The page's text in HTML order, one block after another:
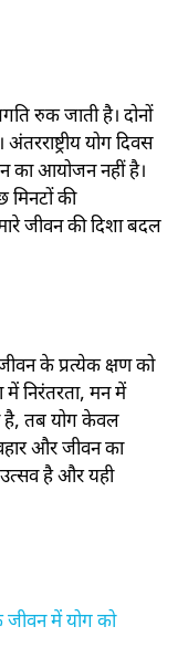
रुक जाती है। दोनों
योग दिवस
का आयोजन नहीं है।
मिनटों की
जीवन की दिशा बदल
के प्रत्येक क्षण को
निरंतरता, मन में
है, तब योग केवल
और जीवन का
उत्सव है और यही
में योग को